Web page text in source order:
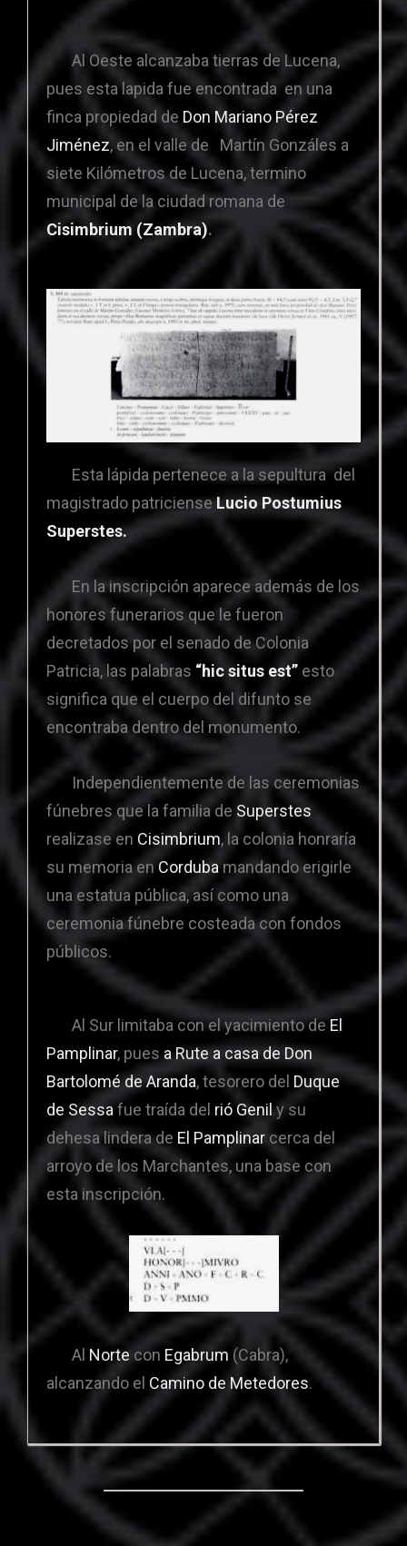
Al Oeste alcanzaba tierras de Lucena,
pues esta lapida fue encontrada en una
finca propiedad de Don Mariano Pérez
Jiménez, en el valle de Martín Gonzáles a
siete Kilómetros de Lucena, termino
municipal de la ciudad romana de
Cisimbrium (Zambra).
Esta lápida pertenece a la sepultura del
magistrado patricienseLucio Postumius
Superstes.
En la inscripción aparece además de los
honores funerarios que le fueron
decretados por el senado de Colonia
Patricia, las palabras “hic situs est” esto
significa que el cuerpo del difunto se
encontraba dentro del monumento.
Independientemente de las ceremonias
fúnebres que la familia de Superstes
realizase en Cisimbrium, la colonia honraría
su memoria en Cordubamandando erigirle
una estatua pública, así como una
ceremonia fúnebre costeada con fondos
públicos.
Al Sur limitaba con el yacimiento de El
Pamplinar, pues a Rute a casa de Don
Bartolomé de Aranda, tesorero del Duque
de Sessa fue traída del rió Genily su
dehesa lindera de El Pamplinar cerca del
arroyo de los Marchantes, una base con
esta inscripción.
Al Norte con Egabrum (Cabra),
alcanzando el Camino de Metedores.